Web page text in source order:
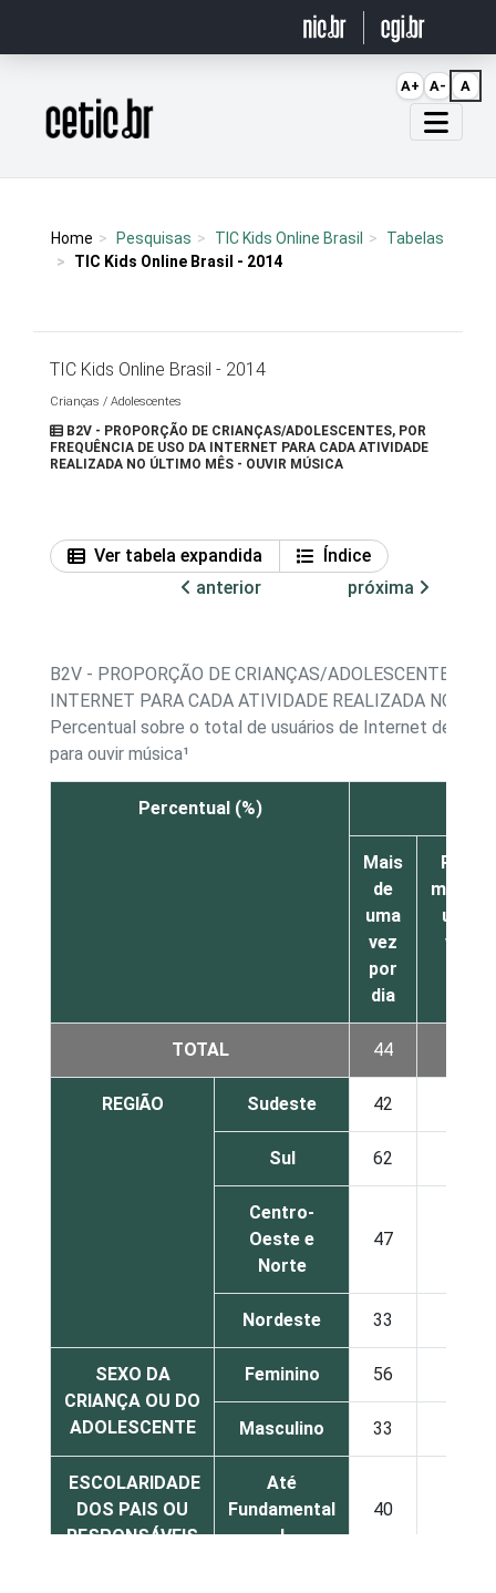
Página inicial
Home Pesquisas TIC Kids Online Brasil
Tabelas
TIC Kids Online Brasil - 2014
TIC Kids Online Brasil - 2014
Crianças / Adolescentes
B2V - PROPORÇÃO DE CRIANÇAS/ADOLESCENTES, POR
FREQUÊNCIA DE USO DA INTERNET PARA CADA ATIVIDADE
REALIZADA NO ÚLTIMO MÊS - OUVIR MÚSICA
Ver tabela expandida
Índice
anterior
próxima
B2V - PROPORÇÃO DE CRIANÇAS/ADOLESCENTES,
INTERNET PARA CADA ATIVIDADE REALIZADA NO
Percentual sobre o total de usuários de Internet de 11 a
para ouvir música¹
Percentual (%)
Mais
de
uma
vez
por
dia
Pelo
menos
uma
vez
TOTAL 44
REGIÃO Sudeste 42
Sul 62
Centro-
Oeste e
Norte
47
Nordeste 33
SEXO DA
CRIANÇA OU DO
ADOLESCENTE
Feminino 56
Masculino 33
ESCOLARIDADE
DOS PAIS OU
RESPONSÁVEIS
Até
Fundamental
I
40
A+ A- A